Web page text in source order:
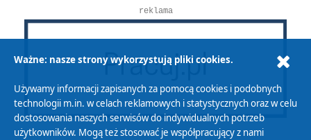
reklama
Ważne: nasze strony wykorzystują pliki cookies.
Używamy informacji zapisanych za pomocą cookies i podobnych
technologii m.in. w celach reklamowych i statystycznych oraz w celu
dostosowania naszych serwisów do indywidualnych potrzeb
użytkowników. Mogą też stosować je współpracujący z nami